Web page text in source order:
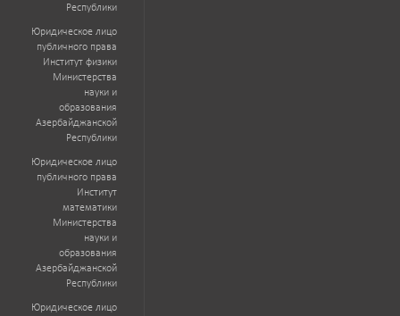
Республики
Юридическое лицо
публичного права
Институт физики
Министерства
науки и
образования
Азербайджанской
Республики
Юридическое лицо
публичного права
Институт
математики
Министерства
науки и
образования
Азербайджанской
Республики
Юридическое лицо